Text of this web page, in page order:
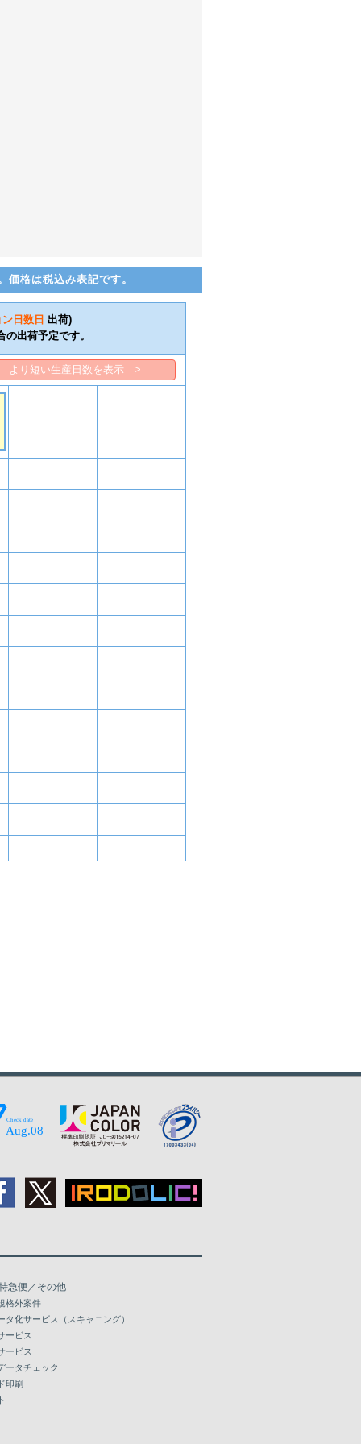
格は税込み表記です。
ン日数 日 出荷)
出荷予定です。
より短い生産日数を表示 >
急便／その他
格外案件
タ化サービス（スキャニング）
ービス
ービス
ータチェック
印刷